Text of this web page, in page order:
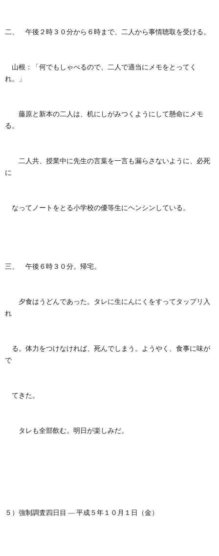
二、 午後２時３０分から６時まで、二人から事情聴取を受ける。
山根：「何でもしゃべるので、二人で適当にメモをとってく
れ。」
藤原と新本の二人は、机にしがみつくようにして懸命にメモ
る。
二人共、授業中に先生の言葉を一言も漏らさないように、必死
に
なってノートをとる小学校の優等生にヘンシンしている。
三、 午後６時３０分。帰宅。
夕食はうどんであった。タレに生にんにくをすってタップリ入
れ
る。体力をつけなければ、死んでしまう。ようやく、食事に味が
で
てきた。
タレも全部飲む。明日が楽しみだ。
５）強制調査四日目 ― 平成５年１０月１日（金）